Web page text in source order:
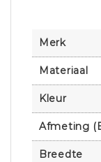
Merk
Materiaal
Kleur
Afmeting
Breedte